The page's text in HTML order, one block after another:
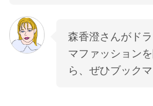
森香澄さんがド
マファッション
ら、ぜひブック